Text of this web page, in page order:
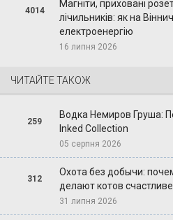
4014
Магніти, приховані
лічильників: як на
електроенергію
16 липня 2026
ЧИТАЙТЕ ТАКОЖ
259
Водка Немиров Груша:
Inked Collection
05 серпня 2026
312
Охота без добычи:
делают котов
31 липня 2026